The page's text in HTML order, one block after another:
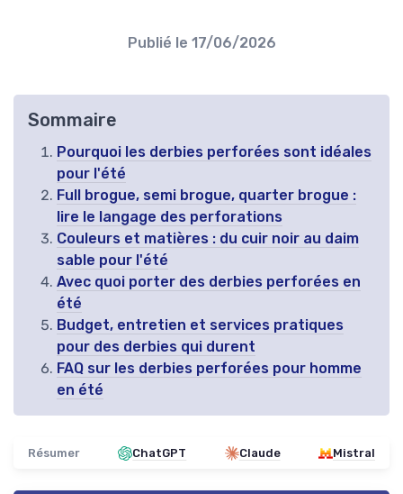
Publié le 17/06/2026
Sommaire
Pourquoi les derbies perforées sont idéales
pour l'été
Full brogue, semi brogue, quarter brogue :
lire le langage des perforations
Couleurs et matières : du cuir noir au daim
sable pour l'été
Avec quoi porter des derbies perforées en
été
Budget, entretien et services pratiques
pour des derbies qui durent
FAQ sur les derbies perforées pour homme
en été
Résumer ChatGPT Claude Mistral